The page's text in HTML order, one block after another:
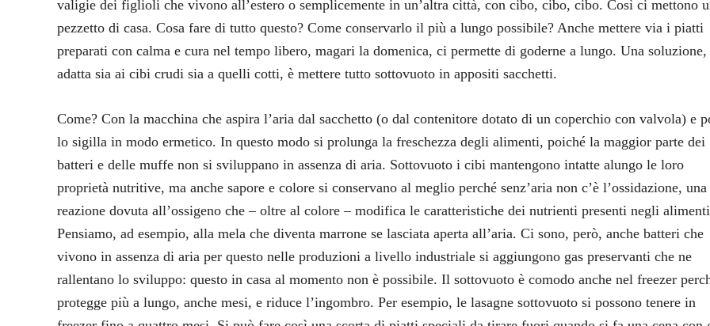
valigie dei figlioli che vivono all’estero o semplicemente in un’altra città, con cibo, cibo, cibo. Così ci mettono
pezzetto di casa. Cosa fare di tutto questo? Come conservarlo il più a lungo possibile? Anche mettere via i piatti
preparati con calma e cura nel tempo libero, magari la domenica, ci permette di goderne a lungo. Una soluzione,
adatta sia ai cibi crudi sia a quelli cotti, è mettere tutto sottovuoto in appositi sacchetti.
Come? Con la macchina che aspira l’aria dal sacchetto (o dal contenitore dotato di un coperchio con valvola) e
lo sigilla in modo ermetico. In questo modo si prolunga la freschezza degli alimenti, poiché la maggior parte dei
batteri e delle muffe non si sviluppano in assenza di aria. Sottovuoto i cibi mantengono intatte alungo le loro
proprietà nutritive, ma anche sapore e colore si conservano al meglio perché senz’aria non c’è l’ossidazione, una
reazione dovuta all’ossigeno che – oltre al colore – modifica le caratteristiche dei nutrienti presenti negli
Pensiamo, ad esempio, alla mela che diventa marrone se lasciata aperta all’aria. Ci sono, però, anche batteri che
vivono in assenza di aria per questo nelle produzioni a livello industriale si aggiungono gas preservanti che ne
rallentano lo sviluppo: questo in casa al momento non è possibile. Il sottovuoto è comodo anche nel freezer
protegge più a lungo, anche mesi, e riduce l’ingombro. Per esempio, le lasagne sottovuoto si possono tenere in